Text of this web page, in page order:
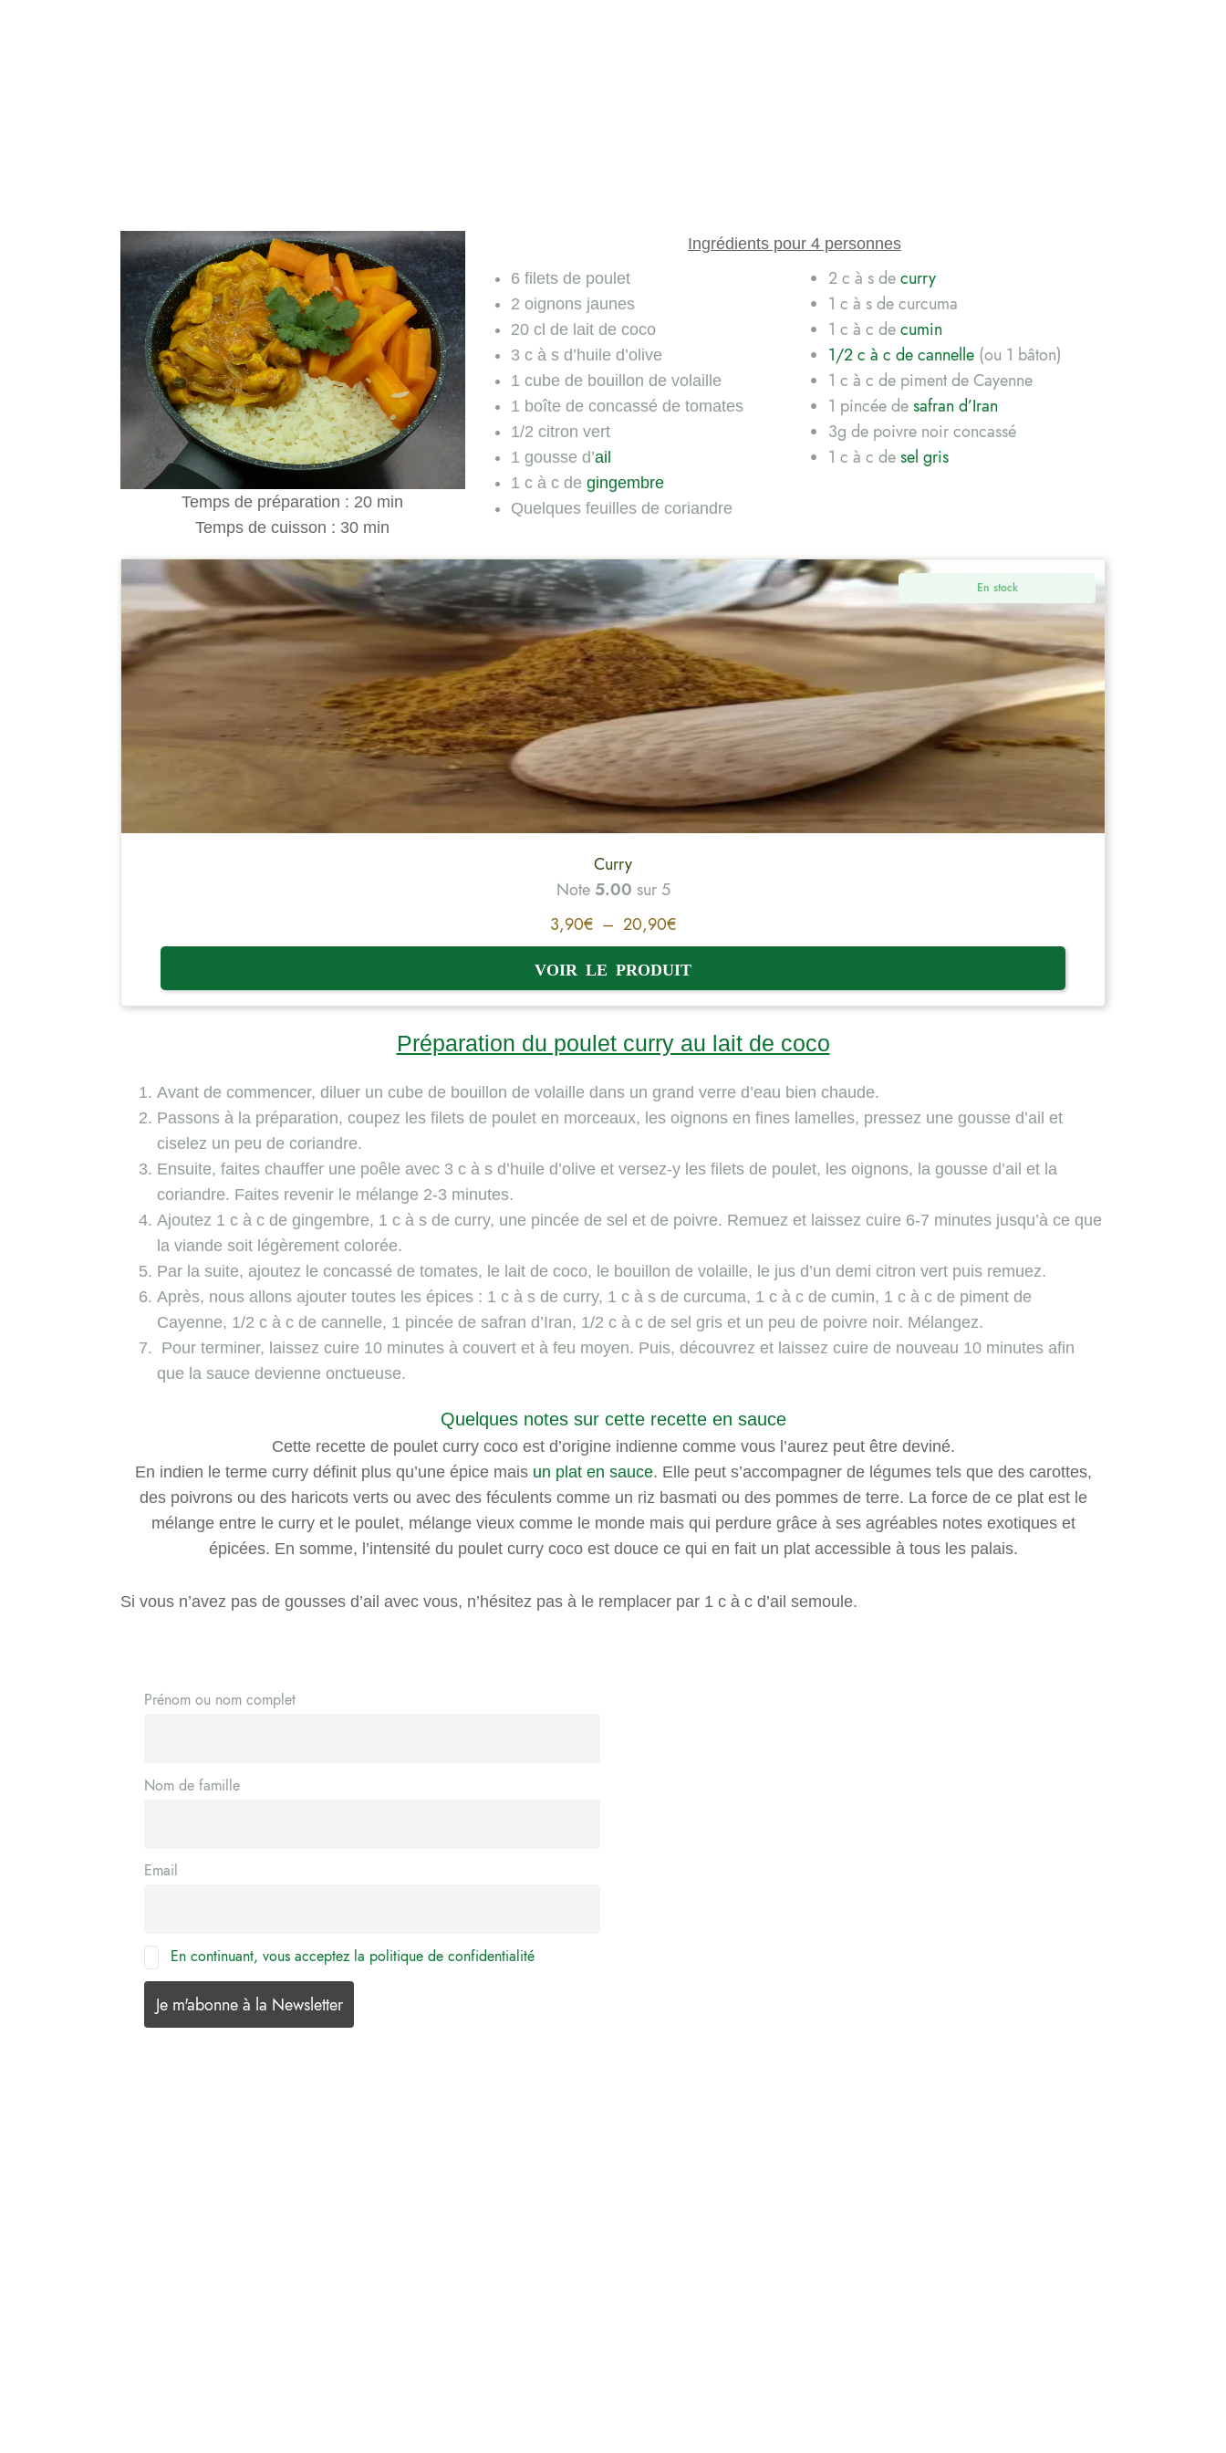
Temps de préparation : 20 min
Temps de cuisson : 30 min
Ingrédients pour 4 personnes
6 filets de poulet
2 oignons jaunes
20 cl de lait de coco
3 c à s d’huile d’olive
1 cube de bouillon de volaille
1 boîte de concassé de tomates
1/2 citron vert
1 gousse d’ail
1 c à c de gingembre
Quelques feuilles de coriandre
2 c à s decurry
1 c à s de curcuma
1 c à c decumin
1/2 c à c de cannelle (ou 1 bâton)
1 c à c de piment de Cayenne
1 pincée desafran d’Iran
3g de poivre noir concassé
1 c à c desel gris
En stock
Curry
Note 5.00 sur 5
3,90€ – 20,90€
Préparation du poulet curry au lait de coco
Avant de commencer, diluer un cube de bouillon de volaille dans un grand verre d’eau bien chaude.
Passons à la préparation, coupez les filets de poulet en morceaux, les oignons en fines lamelles, pressez une gousse d’ail et
ciselez un peu de coriandre.
Ensuite, faites chauffer une poêle avec 3 c à s d’huile d’olive et versez-y les filets de poulet, les oignons, la gousse d’ail et la
coriandre. Faites revenir le mélange 2-3 minutes.
Ajoutez 1 c à c de gingembre, 1 c à s de curry, une pincée de sel et de poivre. Remuez et laissez cuire 6-7 minutes jusqu’à ce que
la viande soit légèrement colorée.
Par la suite, ajoutez le concassé de tomates, le lait de coco, le bouillon de volaille, le jus d’un demi citron vert puis remuez.
Après, nous allons ajouter toutes les épices : 1 c à s de curry, 1 c à s de curcuma, 1 c à c de cumin, 1 c à c de piment de
Cayenne, 1/2 c à c de cannelle, 1 pincée de safran d’Iran, 1/2 c à c de sel gris et un peu de poivre noir. Mélangez.
Pour terminer, laissez cuire 10 minutes à couvert et à feu moyen. Puis, découvrez et laissez cuire de nouveau 10 minutes afin
que la sauce devienne onctueuse.
Quelques notes sur cette recette en sauce
Cette recette de poulet curry coco est d’origine indienne comme vous l’aurez peut être deviné.
En indien le terme curry définit plus qu’une épice mais un plat en sauce. Elle peut s’accompagner de légumes tels que des carottes,
des poivrons ou des haricots verts ou avec des féculents comme un riz basmati ou des pommes de terre. La force de ce plat est le
mélange entre le curry et le poulet, mélange vieux comme le monde mais qui perdure grâce à ses agréables notes exotiques et
épicées. En somme, l’intensité du poulet curry coco est douce ce qui en fait un plat accessible à tous les palais.
Si vous n’avez pas de gousses d’ail avec vous, n’hésitez pas à le remplacer par 1 c à c d’ail semoule.
Prénom ou nom complet
Nom de famille
Email
En continuant, vous acceptez la politique de confidentialité